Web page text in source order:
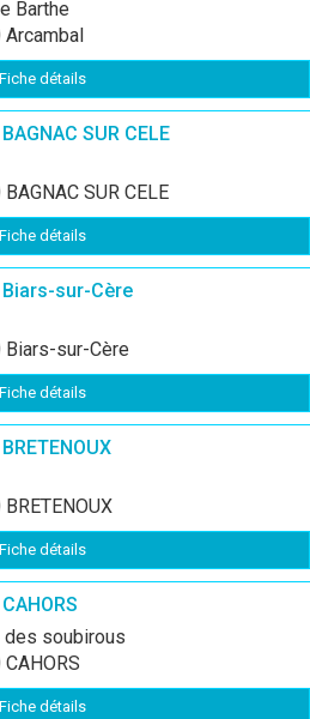
Barthe
Fiche détails
SUR CELE
SUR CELE
Fiche détails
Biars-sur-Cère
Biars-sur-Cère
Fiche détails
Fiche détails
des soubirous
Fiche détails